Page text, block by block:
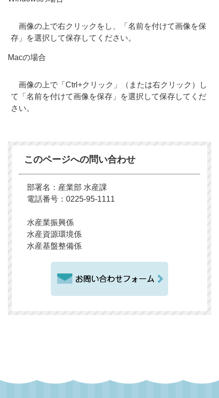
画像の上で右クリックをし、「名前を付けて画像を保
存」を選択して保存してください。
Macの場合
画像の上で「Ctrl+クリック」（または右クリック）し
て「名前を付けて画像を保存」を選択して保存してくだ
さい。
このページへの問い合わせ
部署名：産業部 水産課
電話番号：0225-95-1111
水産業振興係
水産資源環境係
水産基盤整備係